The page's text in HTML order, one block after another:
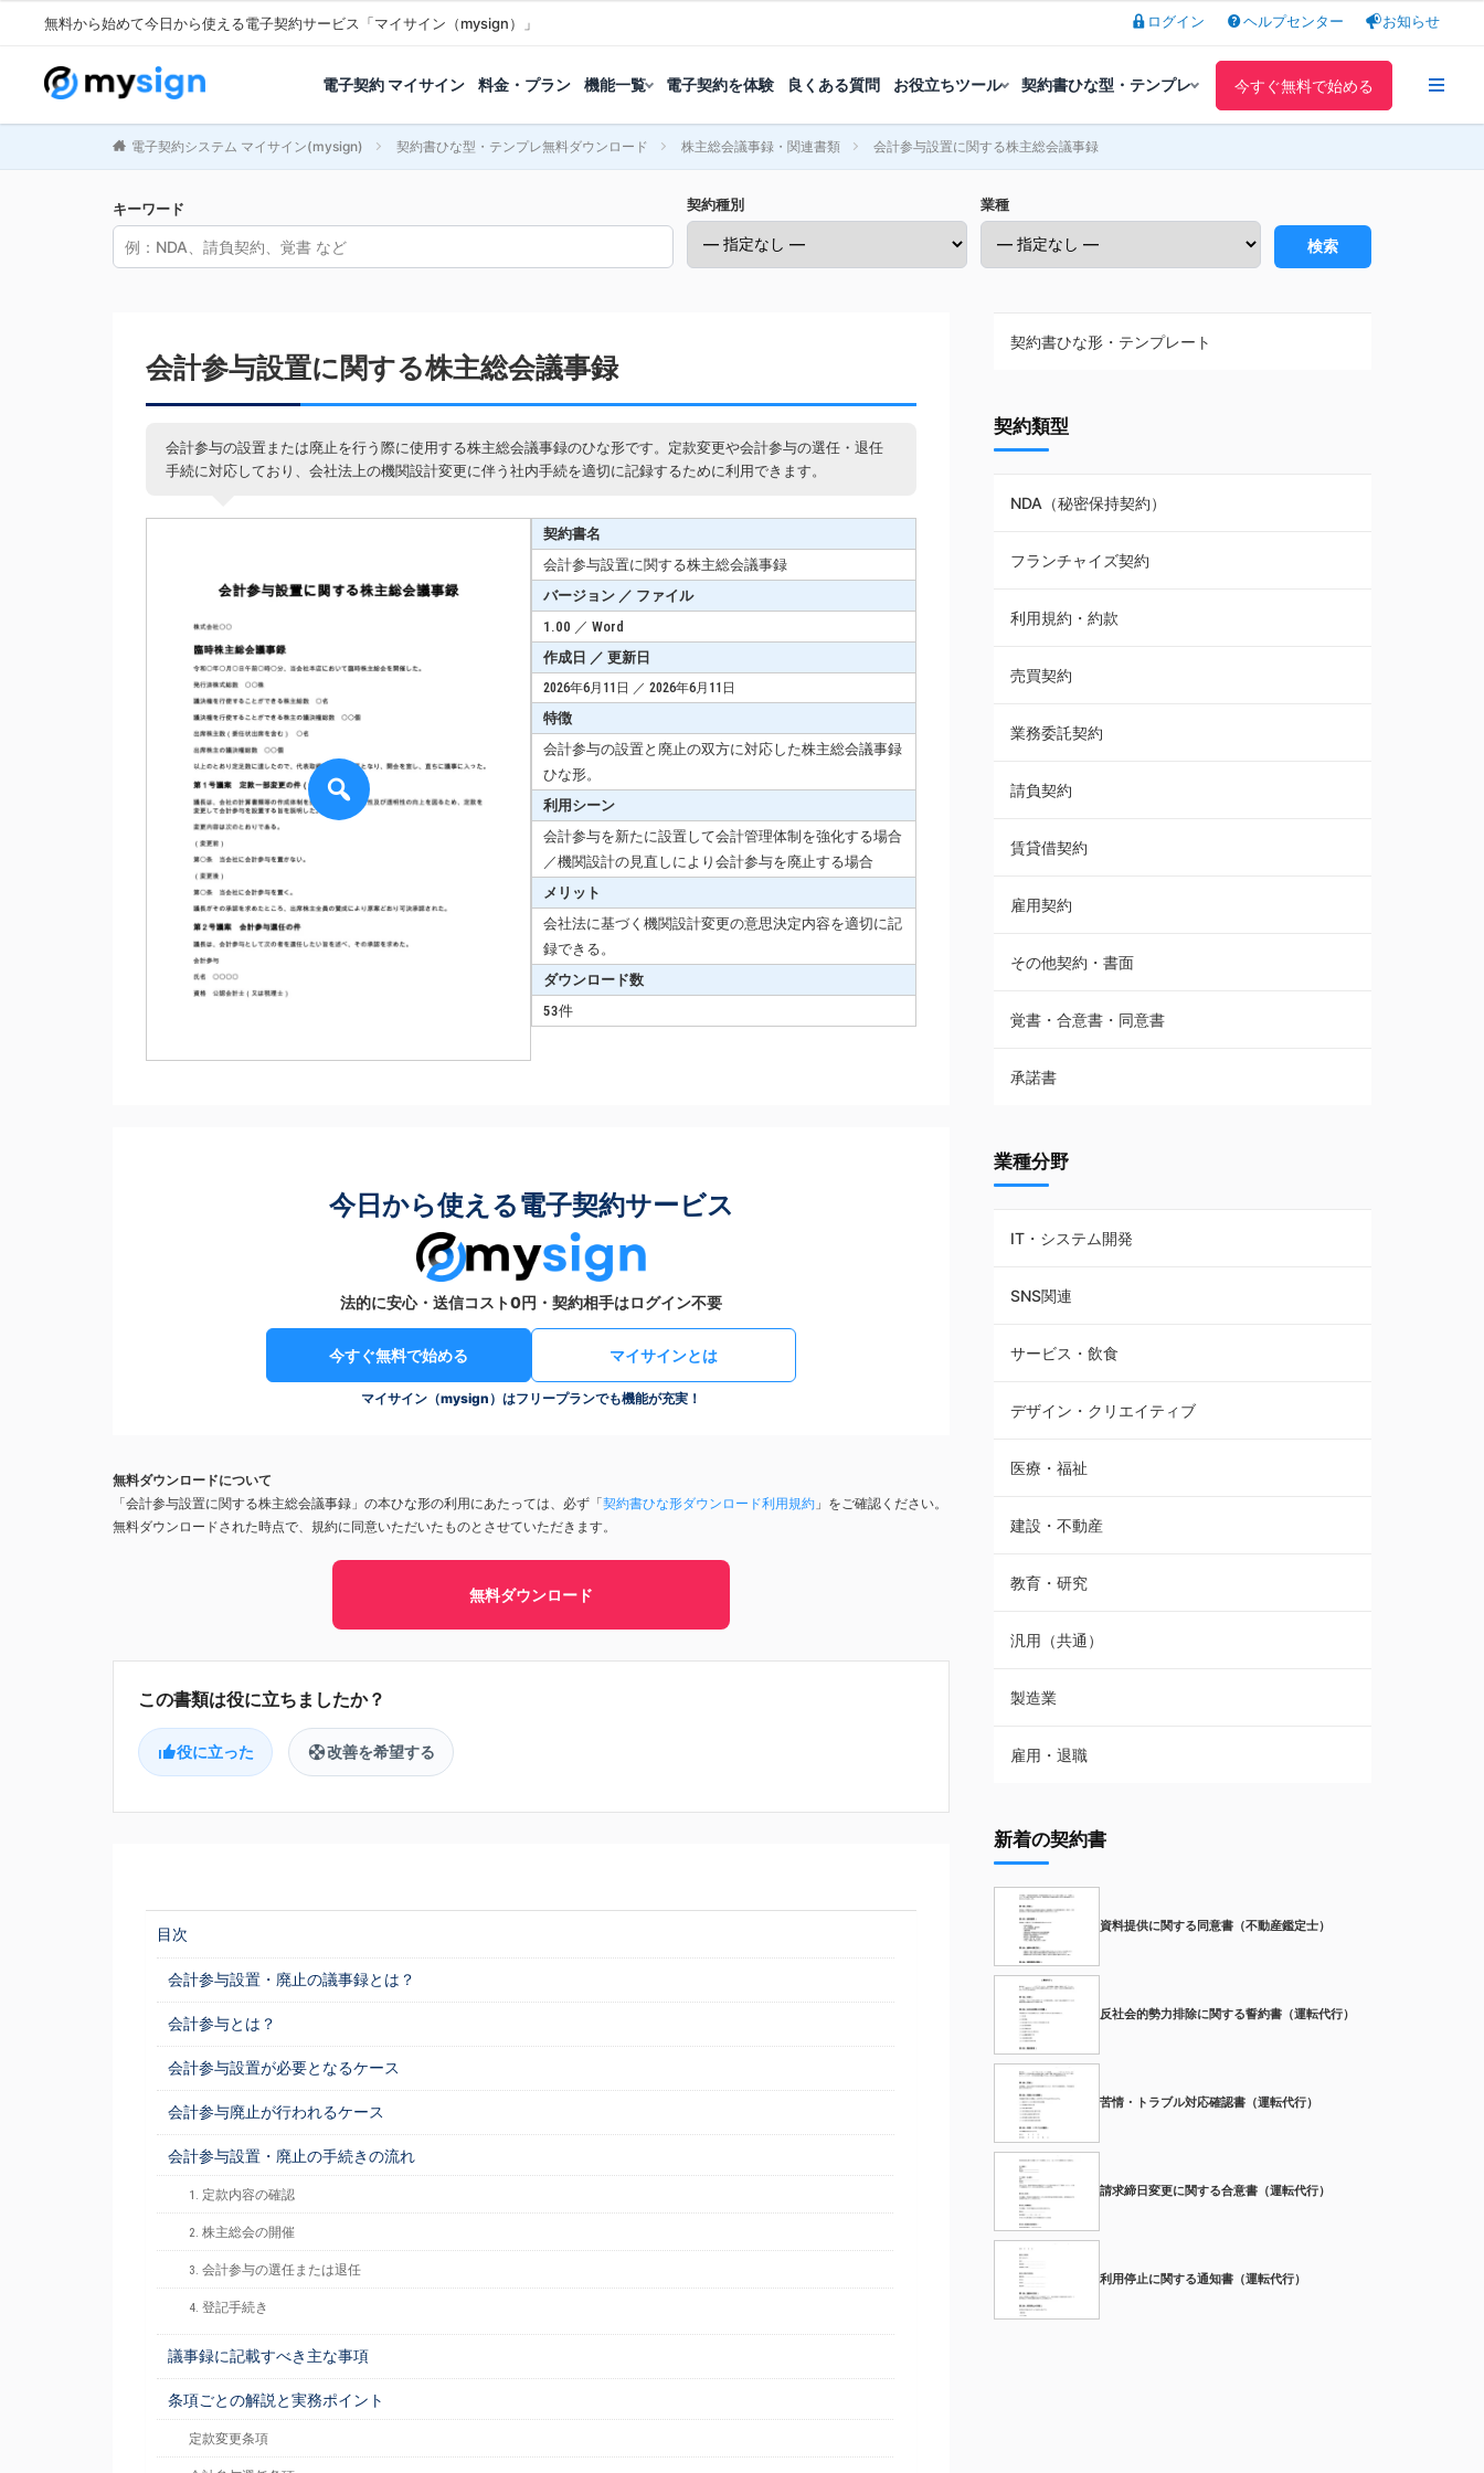
無料から始めて今日から使える電子契約サービス「マイサイン（mysign）」 ログイン ヘルプセンター お知らせ
電子契約 マイサイン 料金・プラン 機能一覧 電子契約を体験 良くある質問 お役立ちツール 契約書ひな型・テンプレ 今すぐ無料で始める
電子契約システム マイサイン(mysign) 契約書ひな型・テンプレ無料ダウンロード 株主総会議事録・関連書類 会計参与設置に関する株主総会議事録
キーワード 契約種別 業種
検索
会計参与設置に関する株主総会議事録
会計参与の設置または廃止を行う際に使用する株主総会議事録のひな形です。定款変更や会計参与の選任・退任
手続に対応しており、会社法上の機関設計変更に伴う社内手続を適切に記録するために利用できます。
契約書名
会計参与設置に関する株主総会議事録
バージョン ／ ファイル
1.00 ／ Word
作成日 ／ 更新日
2026年6月11日 ／ 2026年6月11日
特徴
会計参与の設置と廃止の双方に対応した株主総会議事録
ひな形。
利用シーン
会計参与を新たに設置して会計管理体制を強化する場合
／機関設計の見直しにより会計参与を廃止する場合
メリット
会社法に基づく機関設計変更の意思決定内容を適切に記
録できる。
ダウンロード数
53件
今日から使える電子契約サービス
法的に安心・送信コスト0円・契約相手はログイン不要
今すぐ無料で始める マイサインとは
マイサイン（mysign）はフリープランでも機能が充実！
無料ダウンロードについて
「会計参与設置に関する株主総会議事録」の本ひな形の利用にあたっては、必ず「契約書ひな形ダウンロード利用規約 」をご確認ください。
無料ダウンロードされた時点で、規約に同意いただいたものとさせていただきます。
無料ダウンロード
役に立った 改善を希望する
目次
会計参与設置・廃止の議事録とは？
会計参与とは？
会計参与設置が必要となるケース
会計参与廃止が行われるケース
会計参与設置・廃止の手続きの流れ
1. 定款内容の確認
2. 株主総会の開催
3. 会計参与の選任または退任
4. 登記手続き
議事録に記載すべき主な事項
条項ごとの解説と実務ポイント
定款変更条項
契約書ひな形・テンプレート
NDA（秘密保持契約）
業務委託契約
利用規約・約款
覚書・合意書・同意書
承諾書
雇用契約
その他契約・書面
売買契約
株主総会議事録・関連書類
請負契約
フランチャイズ契約
賃貸借契約
契約類型
NDA（秘密保持契約）
フランチャイズ契約
利用規約・約款
売買契約
業務委託契約
請負契約
賃貸借契約
雇用契約
その他契約・書面
覚書・合意書・同意書
承諾書
業種分野
IT・システム開発
SNS関連
サービス・飲食
デザイン・クリエイティブ
医療・福祉
建設・不動産
教育・研究
汎用（共通）
製造業
雇用・退職
新着の契約書
資料提供に関する同意書（不動産鑑定士）
反社会的勢力排除に関する誓約書（運転代行）
苦情・トラブル対応確認書（運転代行）
請求締日変更に関する合意書（運転代行）
利用停止に関する通知書（運転代行）